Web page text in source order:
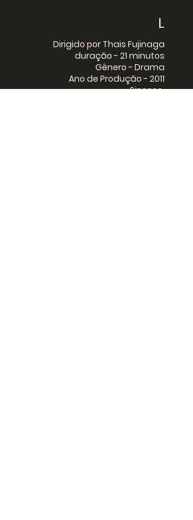
L
Dirigido por Thais Fujinaga
duração - 21 minutos
Gênero - Drama
Ano de Produção - 2011
Sinopse